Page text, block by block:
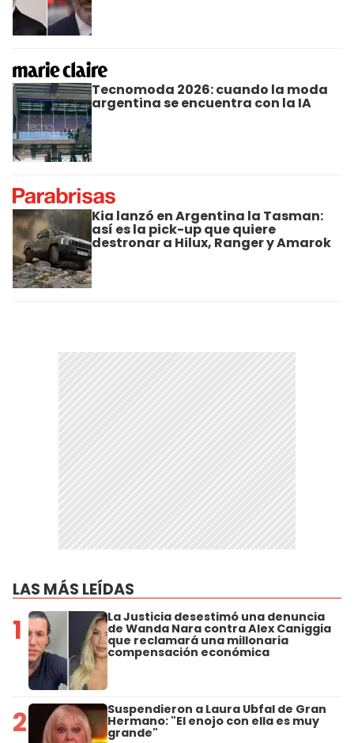
Tecnomoda 2026: cuando la moda
argentina se encuentra con la IA
Kia lanzó en Argentina la Tasman:
así es la pick-up que quiere
destronar a Hilux, Ranger y Amarok
LAS MÁS LEÍDAS
1 La Justicia desestimó una denuncia
de Wanda Nara contra Alex Caniggia
que reclamará una millonaria
compensación económica
2 Suspendieron a Laura Ubfal de Gran
Hermano: "El enojo con ella es muy
grande"